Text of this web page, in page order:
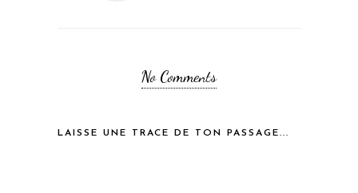
No Comments
LAISSE UNE TRACE DE TON PASSAGE...